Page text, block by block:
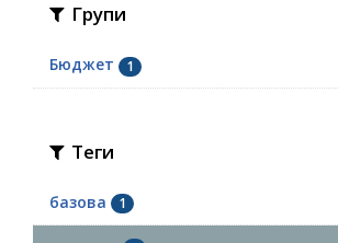
Групи
Бюджет 1
Теги
базова 1